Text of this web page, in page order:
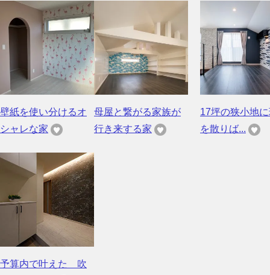
壁紙を使い分けるオ
シャレな家
母屋と繋がる家族が
行き来する家
17坪の狭小地
を散りば...
予算内で叶えた 吹